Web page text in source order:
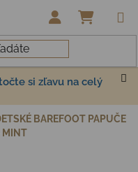
si zľavu na celý
BAREFOOT PAPUČE
MINT